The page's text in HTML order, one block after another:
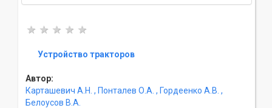
Устройство тракторов
Автор:
Карташевич А.Н. , Понталев О.А. , Гордеенко А.В. ,
Белоусов В.А.